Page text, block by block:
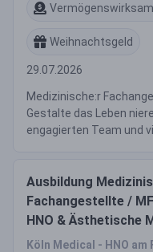
Weihnachtsgeld
29.07.2026
Medizinische:r
Gestalte das Leben
engagierten Team und
Ausbildung
Fachangestellte /
HNO & Ästhetische
Privatpraxis Köln
Köln Medical - HNO